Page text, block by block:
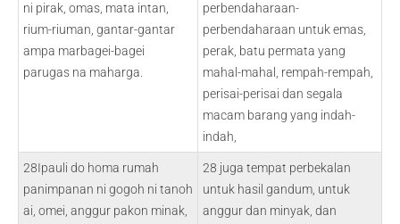
ni pirak, omas, mata intan,
rium-riuman, gantar-gantar
ampa marbagei-bagei
parugas na maharga.
perbendaharaan-
perbendaharaan untuk emas,
perak, batu permata yang
mahal-mahal, rempah-rempah,
perisai-perisai dan segala
macam barang yang indah-
indah,
28Ipauli do homa rumah
panimpanan ni gogoh ni tanoh
ai, omei, anggur pakon minak,
28 juga tempat perbekalan
untuk hasil gandum, untuk
anggur dan minyak, dan